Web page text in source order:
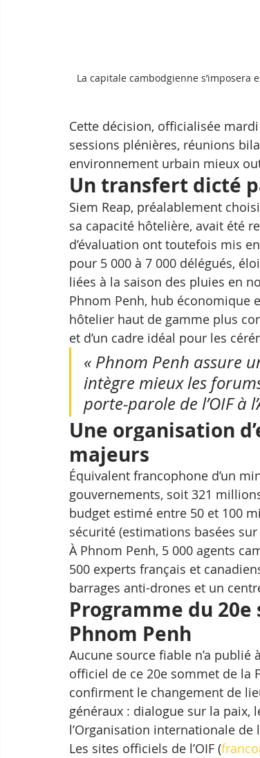
La capitale cambodgienne
Cette décision, officialisée
sessions plénières, réunions
environnement urbain mieux
Un transfert dicté
Siem Reap, préalablement
sa capacité hôtelière, avait été
d’évaluation ont toutefois mis
pour 5 000 à 7 000 délégués,
liées à la saison des pluies en
Phnom Penh, hub économique
hôtelier haut de gamme plus
et d’un cadre idéal pour les
« Phnom Penh assure
intègre mieux les
porte-parole de l’OIF à
Une organisation
majeurs
Équivalent francophone d’un
gouvernements, soit 321
budget estimé entre 50 et 100
sécurité (estimations basées
À Phnom Penh, 5 000 agents
500 experts français et
barrages anti-drones et un
Programme du
Phnom Penh
Aucune source fiable n’a
officiel de ce 20e sommet de la
confirment le changement de
généraux : dialogue sur la
l’Organisation internationale de
Les sites officiels de l’OIF (